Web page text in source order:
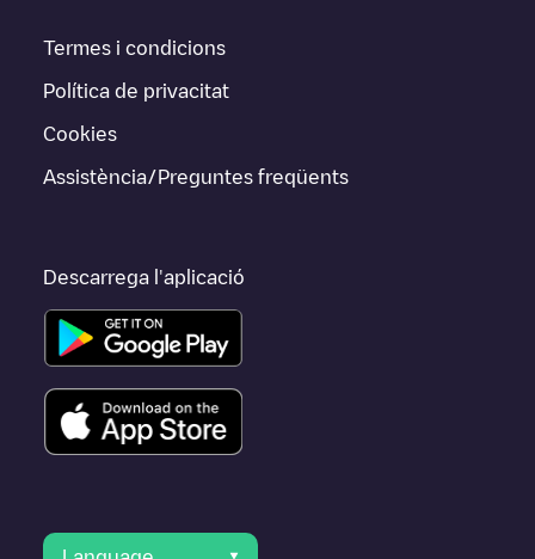
Termes i condicions
Política de privacitat
Cookies
Assistència/Preguntes freqüents
Descarrega l'aplicació